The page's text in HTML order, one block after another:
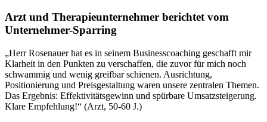
Arzt und Therapieunternehmer berichtet vom
Unternehmer-Sparring
„Herr Rosenauer hat es in seinem Businesscoaching geschafft mir
Klarheit in den Punkten zu verschaffen, die zuvor für mich noch
schwammig und wenig greifbar schienen. Ausrichtung,
Positionierung und Preisgestaltung waren unsere zentralen Themen.
Das Ergebnis: Effektivitätsgewinn und spürbare Umsatzsteigerung.
Klare Empfehlung!“ (Arzt, 50-60 J.)